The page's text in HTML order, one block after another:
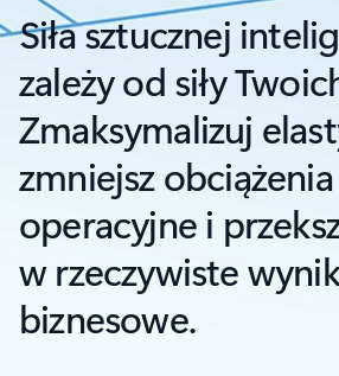
Siła sztucznej
zależy od siły
Zmaksymalizuj
zmniejsz obciążenia
operacyjne i
w rzeczywiste
biznesowe.